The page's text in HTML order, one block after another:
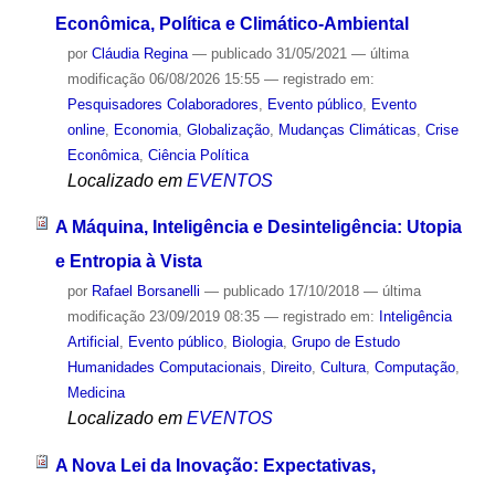
Econômica, Política e Climático-Ambiental
por Cláudia Regina — publicado31/05/2021 — última
modificação06/08/2026 15:55 — registrado em:
Pesquisadores Colaboradores
Evento público, Evento
online, Economia, Globalização, Mudanças Climáticas Crise
Econômica, Ciência Política
Localizado em EVENTOS
A Máquina, Inteligência e Desinteligência: Utopia
e Entropia à Vista
por Rafael Borsanelli — publicado17/10/2018 — última
modificação23/09/2019 08:35 — registrado em: Inteligência
Artificial , Evento público, Biologia, Grupo de Estudo
Humanidades Computacionais, Direito, Cultura, Computação,
Medicina
Localizado em EVENTOS
A Nova Lei da Inovação: Expectativas,